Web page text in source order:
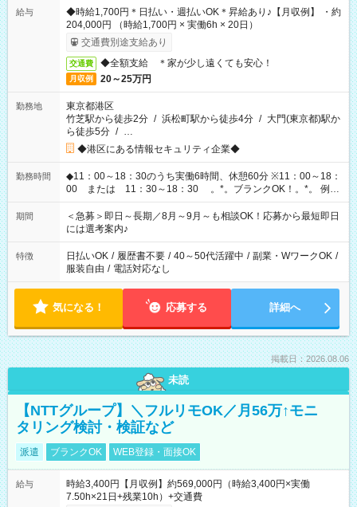
給与
◆時給1,700円＊日払い・週払いOK＊昇給あり♪【月収例】 ・約
204,000円 （時給1,700円 × 実働6h × 20日）
交通費別途支給あり
交通費 ◆全額支給 ＊家が少し遠くても安心！
月収例 20～25万円
勤務地
東京都港区
竹芝駅から徒歩2分 / 浜松町駅から徒歩4分 / 大門(東京都)駅か
ら徒歩5分 / …
◆港区にある情報セキュリティ企業◆
勤務時間
◆11：00～18：30のうち実働6時間、休憩60分 ※11：00～18：
00 または 11：30～18：30 。*。ブランクOK！。*。 例え
ば前職が、 在宅/財団法人/事務/コールセンター/受付/販売/カフェ
スタッフ スイーツ販売/ホテルフロント/化粧品販売/など 様々な
業界から入社して活躍されています♪
期間
＜急募＞即日～長期／8月～9月～も相談OK！応募から最短即日
には選考案内♪
特徴 日払いOK / 履歴書不要 / 40～50代活躍中 / 副業・WワークOK /
服装自由 / 電話対応なし
気になる！ 応募する 詳細へ
掲載日：2026.08.06
未読
【NTTグループ】＼フルリモOK／月56万↑モニ
タリング検討・検証など
派遣 ブランクOK WEB登録・面接OK
給与
時給3,400円【月収例】約569,000円（時給3,400円×実働
7.50h×21日+残業10h）+交通費